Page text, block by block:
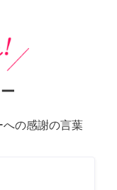
の感謝の言葉